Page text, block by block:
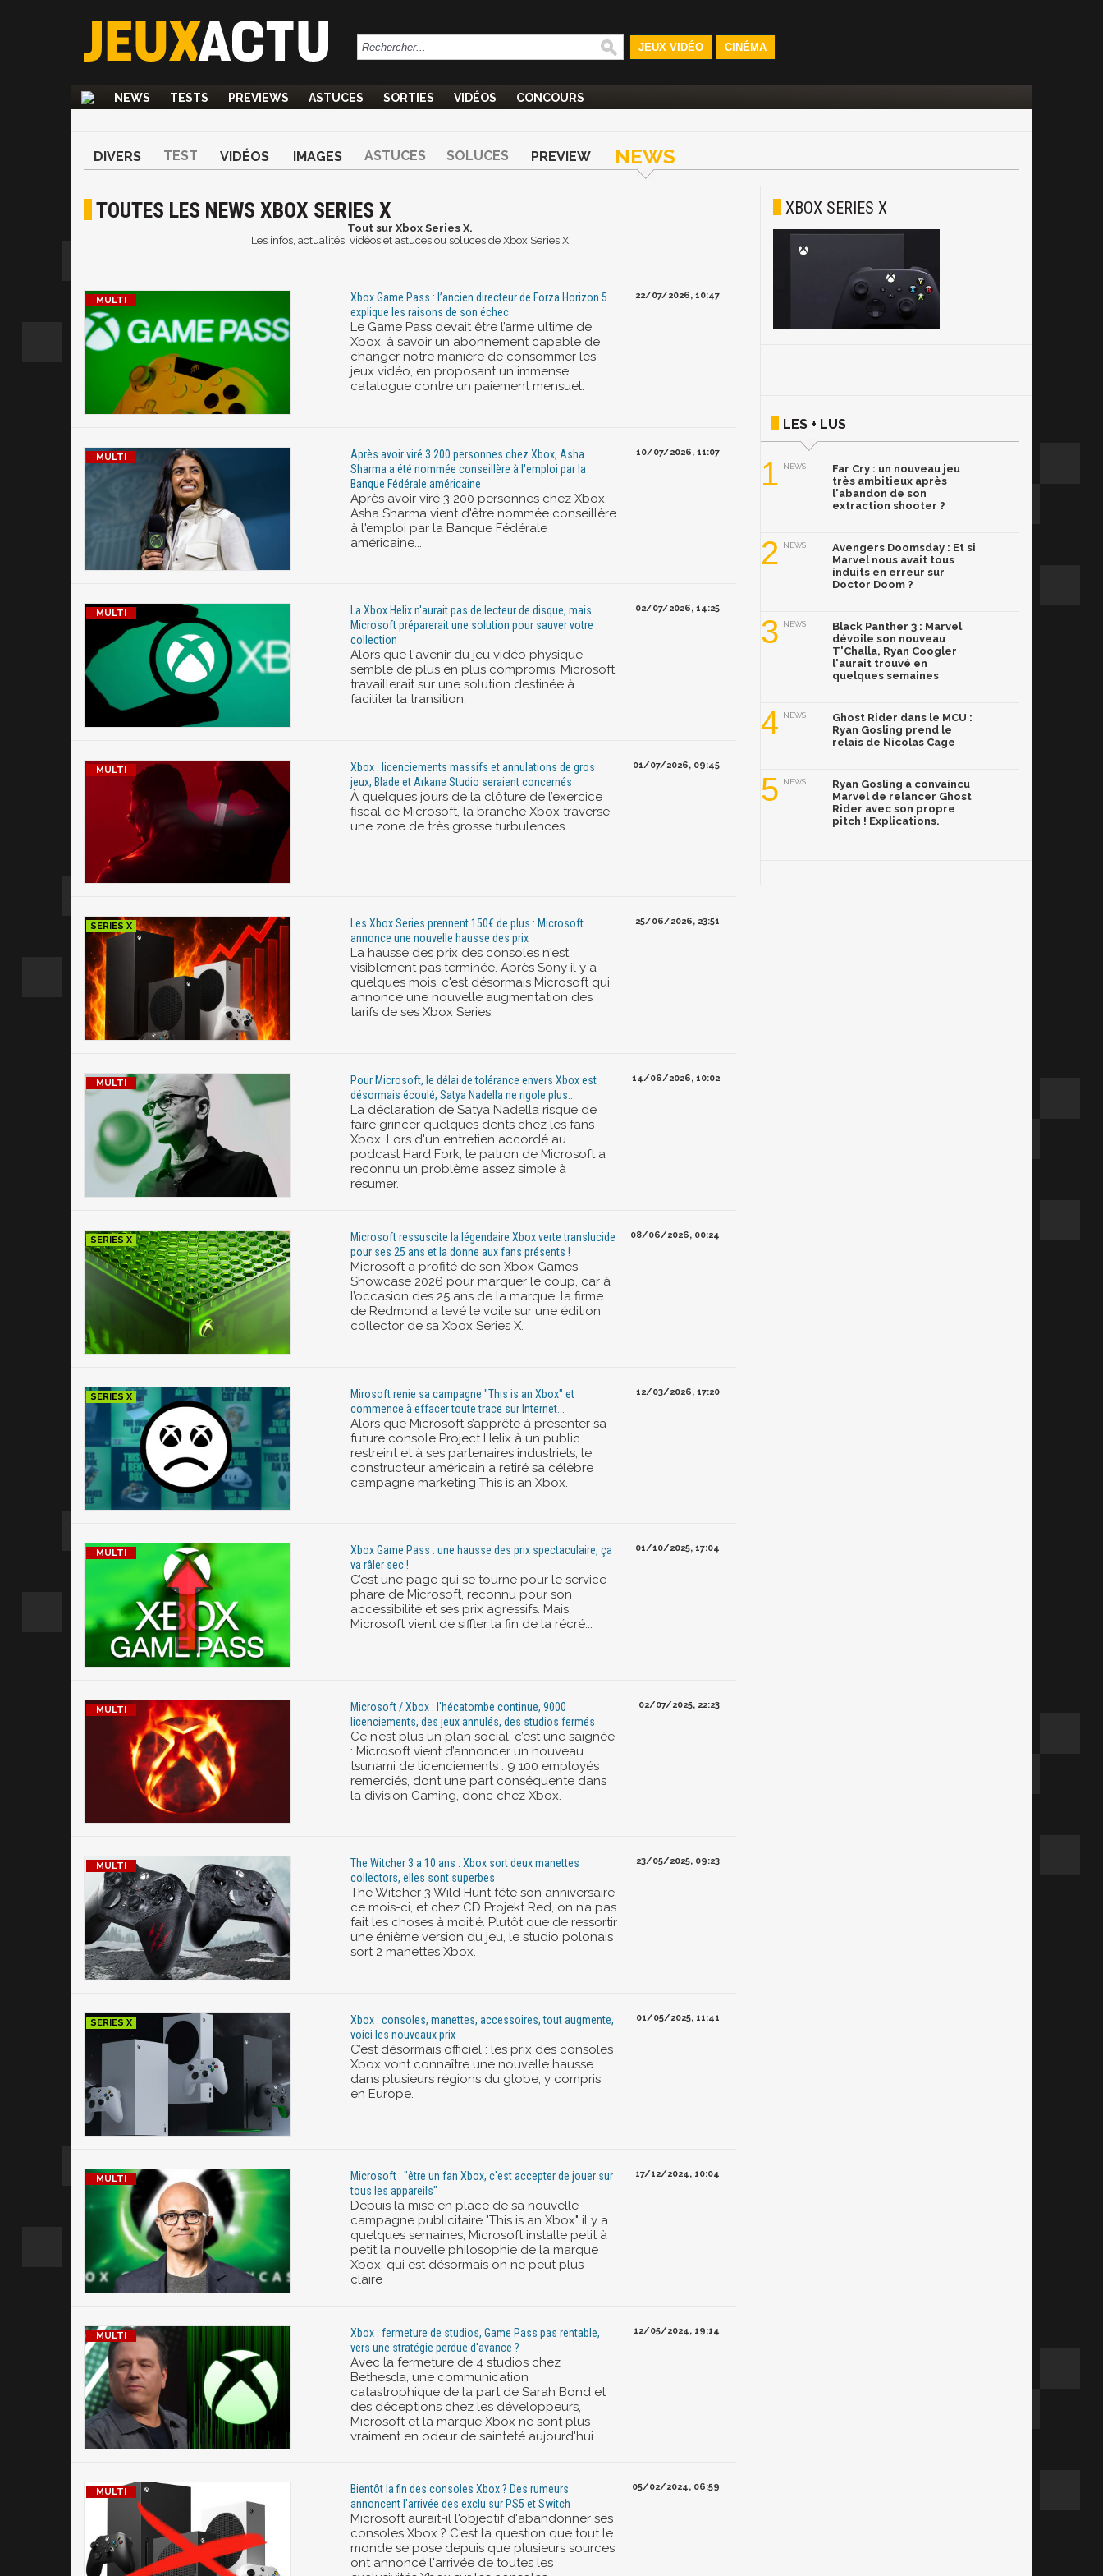
JEUX VIDÉO CINÉMA
NEWS TESTS PREVIEWS ASTUCES SORTIES VIDÉOS CONCOURS
DIVERS TEST VIDÉOS IMAGES ASTUCES SOLUCES PREVIEW NEWS
TOUTES LES NEWS XBOX SERIES X
Tout sur Xbox Series X.
Les infos, actualités, vidéos et astuces ou soluces de Xbox Series X
Xbox Game Pass : l’ancien directeur de Forza Horizon 5
explique les raisons de son échec
Le Game Pass devait être l’arme ultime de
Xbox, à savoir un abonnement capable de
changer notre manière de consommer les
jeux vidéo, en proposant un immense
catalogue contre un paiement mensuel.
22/07/2026, 10:47
Après avoir viré 3 200 personnes chez Xbox, Asha
Sharma a été nommée conseillère à l'emploi par la
Banque Fédérale américaine
Après avoir viré 3 200 personnes chez Xbox,
Asha Sharma vient d'être nommée conseillère
à l'emploi par la Banque Fédérale
américaine...
10/07/2026, 11:07
La Xbox Helix n'aurait pas de lecteur de disque, mais
Microsoft préparerait une solution pour sauver votre
collection
Alors que l'avenir du jeu vidéo physique
semble de plus en plus compromis, Microsoft
travaillerait sur une solution destinée à
faciliter la transition.
02/07/2026, 14:25
Xbox : licenciements massifs et annulations de gros
jeux, Blade et Arkane Studio seraient concernés
À quelques jours de la clôture de l’exercice
fiscal de Microsoft, la branche Xbox traverse
une zone de très grosse turbulences.
01/07/2026, 09:45
Les Xbox Series prennent 150€ de plus : Microsoft
annonce une nouvelle hausse des prix
La hausse des prix des consoles n'est
visiblement pas terminée. Après Sony il y a
quelques mois, c'est désormais Microsoft qui
annonce une nouvelle augmentation des
tarifs de ses Xbox Series.
25/06/2026, 23:51
Pour Microsoft, le délai de tolérance envers Xbox est
désormais écoulé, Satya Nadella ne rigole plus...
La déclaration de Satya Nadella risque de
faire grincer quelques dents chez les fans
Xbox. Lors d'un entretien accordé au
podcast Hard Fork, le patron de Microsoft a
reconnu un problème assez simple à
résumer.
14/06/2026, 10:02
Microsoft ressuscite la légendaire Xbox verte translucide
pour ses 25 ans et la donne aux fans présents !
Microsoft a profité de son Xbox Games
Showcase 2026 pour marquer le coup, car à
l’occasion des 25 ans de la marque, la firme
de Redmond a levé le voile sur une édition
collector de sa Xbox Series X.
08/06/2026, 00:24
Mirosoft renie sa campagne "This is an Xbox" et
commence à effacer toute trace sur Internet...
Alors que Microsoft s’apprête à présenter sa
future console Project Helix à un public
restreint et à ses partenaires industriels, le
constructeur américain a retiré sa célèbre
campagne marketing This is an Xbox.
12/03/2026, 17:20
Xbox Game Pass : une hausse des prix spectaculaire, ça
va râler sec !
C’est une page qui se tourne pour le service
phare de Microsoft, reconnu pour son
accessibilité et ses prix agressifs. Mais
Microsoft vient de siffler la fin de la récré...
01/10/2025, 17:04
Microsoft / Xbox : l'hécatombe continue, 9000
licenciements, des jeux annulés, des studios fermés
Ce n’est plus un plan social, c’est une saignée
: Microsoft vient d’annoncer un nouveau
tsunami de licenciements : 9 100 employés
remerciés, dont une part conséquente dans
la division Gaming, donc chez Xbox.
02/07/2025, 22:23
The Witcher 3 a 10 ans : Xbox sort deux manettes
collectors, elles sont superbes
The Witcher 3 Wild Hunt fête son anniversaire
ce mois-ci, et chez CD Projekt Red, on n’a pas
fait les choses à moitié. Plutôt que de ressortir
une énième version du jeu, le studio polonais
sort 2 manettes Xbox.
23/05/2025, 09:23
Xbox : consoles, manettes, accessoires, tout augmente,
voici les nouveaux prix
C’est désormais officiel : les prix des consoles
Xbox vont connaître une nouvelle hausse
dans plusieurs régions du globe, y compris
en Europe.
01/05/2025, 11:41
Microsoft : "être un fan Xbox, c'est accepter de jouer sur
tous les appareils"
Depuis la mise en place de sa nouvelle
campagne publicitaire "This is an Xbox" il y a
quelques semaines, Microsoft installe petit à
petit la nouvelle philosophie de la marque
Xbox, qui est désormais on ne peut plus
claire
17/12/2024, 10:04
Xbox : fermeture de studios, Game Pass pas rentable,
vers une stratégie perdue d'avance ?
Avec la fermeture de 4 studios chez
Bethesda, une communication
catastrophique de la part de Sarah Bond et
des déceptions chez les développeurs,
Microsoft et la marque Xbox ne sont plus
vraiment en odeur de sainteté aujourd'hui.
12/05/2024, 19:14
Bientôt la fin des consoles Xbox ? Des rumeurs
annoncent l'arrivée des exclu sur PS5 et Switch
Microsoft aurait-il l'objectif d'abandonner ses
consoles Xbox ? C'est la question que tout le
monde se pose depuis que plusieurs sources
ont annoncé l'arrivée de toutes les
05/02/2024, 06:59
XBOX SERIES X
LES + LUS
1 NEWS
Far Cry : un nouveau jeu
très ambitieux après
l'abandon de son
extraction shooter ?
2 NEWS
Avengers Doomsday : Et si
Marvel nous avait tous
induits en erreur sur
Doctor Doom ?
3 NEWS
Black Panther 3 : Marvel
dévoile son nouveau
T'Challa, Ryan Coogler
l'aurait trouvé en
quelques semaines
4 NEWS
Ghost Rider dans le MCU :
Ryan Gosling prend le
relais de Nicolas Cage
5 NEWS
Ryan Gosling a convaincu
Marvel de relancer Ghost
Rider avec son propre
pitch ! Explications.